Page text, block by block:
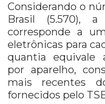
Considerando o
Brasil (5.570),
corresponde a
eletrônicas para
quantia equivale
por aparelho,
mais recentes
fornecidos pelo